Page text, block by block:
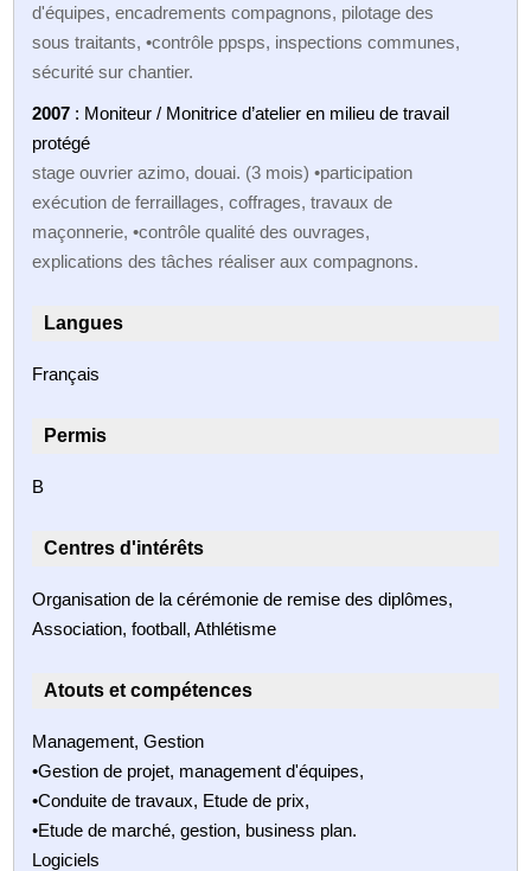
d'équipes, encadrements compagnons, pilotage des
sous traitants, •contrôle ppsps, inspections communes,
sécurité sur chantier.
2007 : Moniteur / Monitrice d’atelier en milieu de travail
protégé
stage ouvrier azimo, douai. (3 mois) •participation
exécution de ferraillages, coffrages, travaux de
maçonnerie, •contrôle qualité des ouvrages,
explications des tâches réaliser aux compagnons.
Langues
Français
Permis
B
Centres d'intérêts
Organisation de la cérémonie de remise des diplômes,
Association, football, Athlétisme
Atouts et compétences
Management, Gestion
•Gestion de projet, management d'équipes,
•Conduite de travaux, Etude de prix,
•Etude de marché, gestion, business plan.
Logiciels